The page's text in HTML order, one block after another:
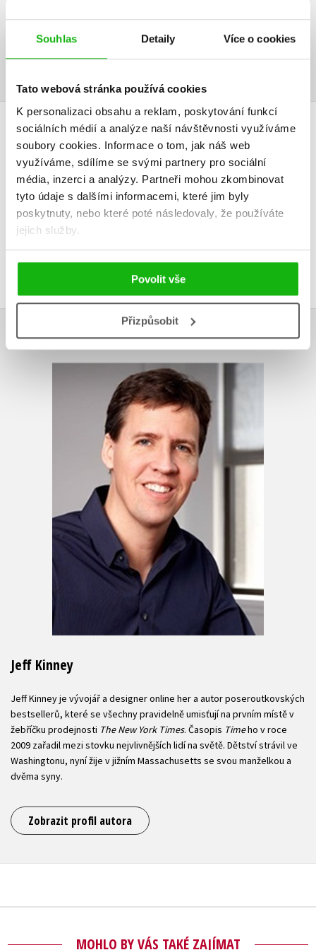
Souhlas Detaily Více o cookies
Tato webová stránka používá cookies
K personalizaci obsahu a reklam, poskytování funkcí
sociálních médií a analýze naší návštěvnosti využíváme
soubory cookies. Informace o tom, jak náš web
využíváme, sdílíme se svými partnery pro sociální
média, inzerci a analýzy. Partneři mohou zkombinovat
tyto údaje s dalšími informacemi, které jim byly
poskytnuty, nebo které poté následovaly, že používáte
jejich služby.
Povolit vše
Přizpůsobit
HODNOCENÍ ČTENÁŘŮ
V současné době nejsou vytvořena žádná uživatelská hodnocení.
Vaše hodnocení
Uživatelskou recenzi mohou vkládat pouze registrovaní uživatelé
Přihlásit
AUTOR KNIHY
Jeff Kinney
Jeff Kinney je vývojář a designer online her a autor poseroutkovských
bestsellerů, které se všechny pravidelně umisťují na prvním místě v
žebříčku prodejnosti The New York Times. Časopis Timeho v roce
2009 zařadil mezi stovku nejvlivnějších lidí na světě. Dětství strávil ve
Washingtonu, nyní žije v jižním Massachusetts se svou manželkou a
dvěma syny.
Zobrazit profil autora
MOHLO BY VÁS TAKÉ ZAJÍMAT